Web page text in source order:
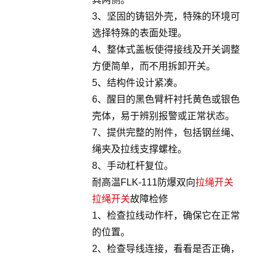
3、坚固的铸铝外壳，特殊的环境可
选择特殊的表面处理。
4、整体式盖板使得接线及开关调整
方便简单，而不用拆卸开关。
5、结构件设计紧凑。
6、醒目的黑色臂杆衬托黄色或银色
壳体，易于辨别报警或正常状态。
7、提供完整的附件，包括钢丝绳、
绳夹及拉线支撑螺栓。
8、手动杠杆复位。
耐高温FLK-111防爆双向拉绳开关
拉绳开关故障检修
1、检查拉线动作杆，确保它在正常
的位置。
2、检查导线连接，看看是否正确，